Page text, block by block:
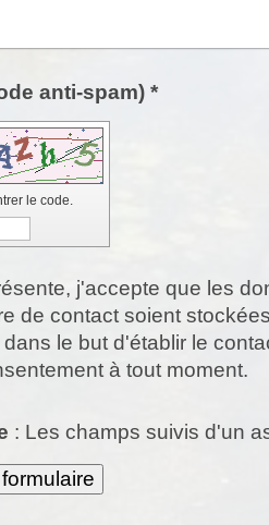
Captcha (code anti-spam) *
le code.
j'accepte que les
de contact soient
dans le but d'établir le
à tout moment.
: Les champs suivis d'un